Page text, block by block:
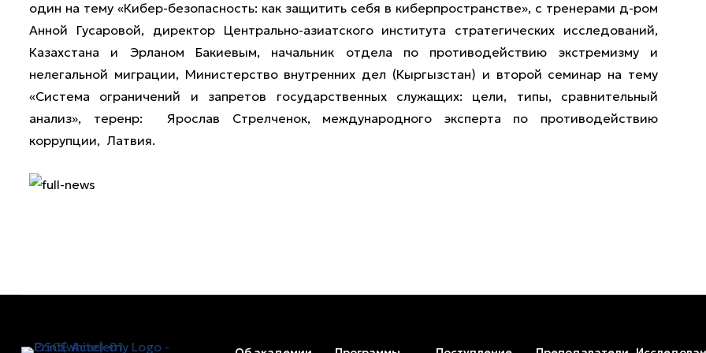
один на тему «Кибер-безопасность: как защитить себя в киберпространстве», с тренерами д-ром
Анной Гусаровой, директор Центрально-азиатского института стратегических исследований,
Казахстана и Эрланом Бакиевым, начальник отдела по противодействию экстремизму и
нелегальной миграции, Министерство внутренних дел (Кыргызстан) и второй семинар на тему
«Система ограничений и запретов государственных служащих: цели, типы, сравнительный
анализ», теренр: Ярослав Стрелченок, международного эксперта по противодействию
коррупции, Латвия.